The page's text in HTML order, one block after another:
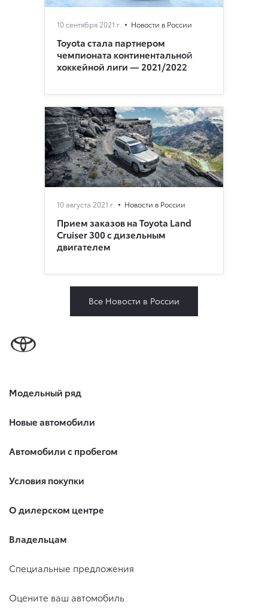
10 сентября 2021 г. Новости в России
Toyota стала партнером
чемпионата континентальной
хоккейной лиги — 2021/2022
10 августа 2021 г. Новости в России
Прием заказов на Toyota Land
Cruiser 300 c дизельным
двигателем
Все Новости в России
Модельный ряд
Новые автомобили
Автомобили с пробегом
Условия покупки
О дилерском центре
Владельцам
Специальные предложения
Оцените ваш автомобиль